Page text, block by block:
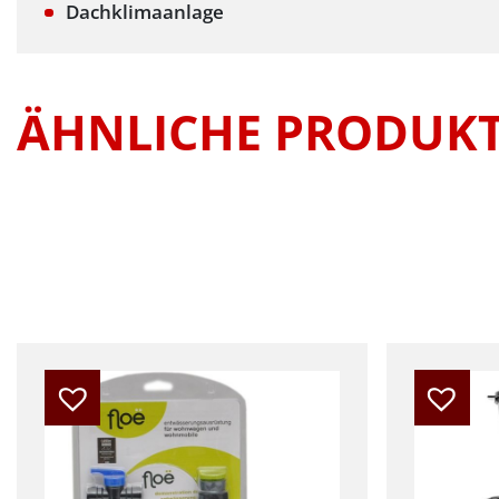
Dachklimaanlage
ÄHNLICHE